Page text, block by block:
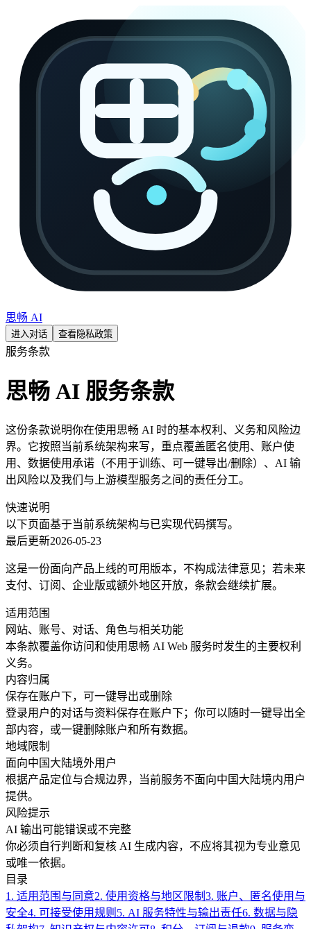
思畅 AI
进入对话 查看隐私政策
服务条款
思畅 AI 服务条款
这份条款说明你在使用思畅 AI 时的基本权利、义务和风险边
界。它按照当前系统架构来写，重点覆盖匿名使用、账户使
用、数据使用承诺（不用于训练、可一键导出/删除）、AI 输
出风险以及我们与上游模型服务之间的责任分工。
快速说明
以下页面基于当前系统架构与已实现代码撰写。
最后更新2026-05-23
这是一份面向产品上线的可用版本，不构成法律意见；若未来
支付、订阅、企业版或额外地区开放，条款会继续扩展。
适用范围
网站、账号、对话、角色与相关功能
本条款覆盖你访问和使用思畅 AI Web 服务时发生的主要权利
义务。
内容归属
保存在账户下，可一键导出或删除
登录用户的对话与资料保存在账户下；你可以随时一键导出全
部内容，或一键删除账户和所有数据。
地域限制
面向中国大陆境外用户
根据产品定位与合规边界，当前服务不面向中国大陆境内用户
提供。
风险提示
AI 输出可能错误或不完整
你必须自行判断和复核 AI 生成内容，不应将其视为专业意见
或唯一依据。
目录
1 . 适用范围与同意2. 使用资格与地区限制 3. 账户、匿名使用与
安全4. 可接受使用规则 5. AI 服务特性与输出责任6. 数据与隐